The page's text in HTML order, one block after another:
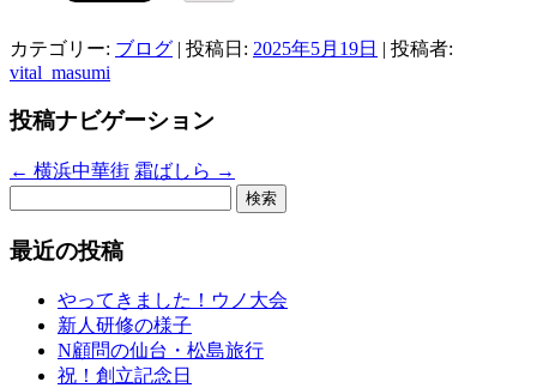
カテゴリー: ブログ | 投稿日: 2025年5月19日 | 投稿者:
vital_masumi
投稿ナビゲーション
← 横浜中華街 霜ばしら →
最近の投稿
やってきました！ウノ大会
新人研修の様子
N顧問の仙台・松島旅行
祝！創立記念日